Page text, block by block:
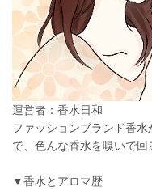
運営者：香水日和
ファッションブランド香
で、色んな香水を嗅いで回
▼香水とアロマ歴